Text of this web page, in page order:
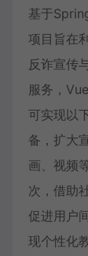
基于
项目旨在
反诈宣传
服务，
可实现以
备，扩大
画、视频
次，借助
促进用户
现个性化